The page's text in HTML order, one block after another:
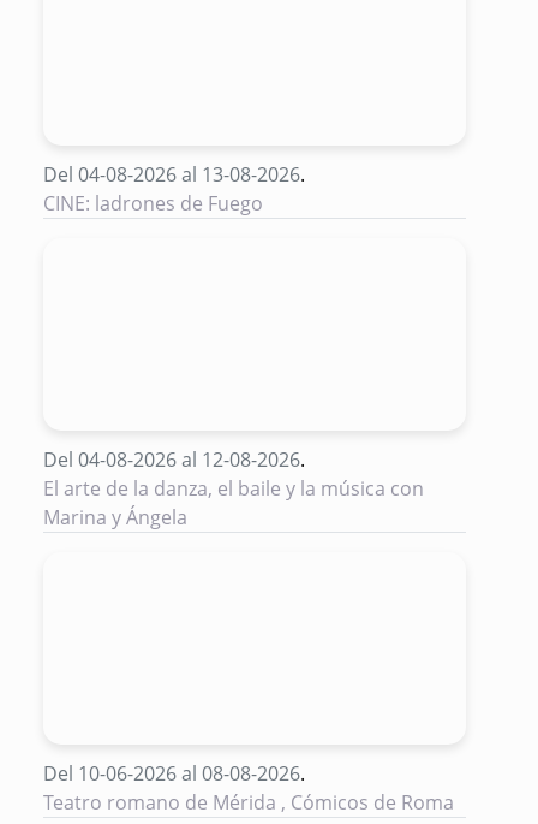
Del 04-08-2026 al 13-08-2026.
CINE: ladrones de Fuego
Del 04-08-2026 al 12-08-2026.
El arte de la danza, el baile y la música con
Marina y Ángela
Del 10-06-2026 al 08-08-2026.
Teatro romano de Mérida , Cómicos de Roma